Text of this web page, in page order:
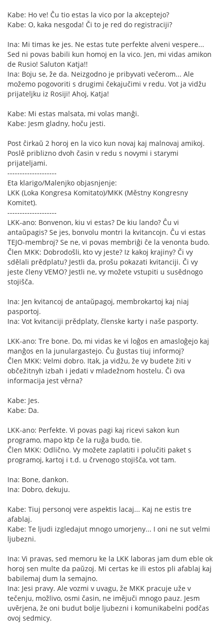
Kabe: Ho ve! Ĉu tio estas la vico por la akceptejo?
Kabe: O, kaka nesgoda! Či to je red do registraciji?
Ina: Mi timas ke jes. Ne estas tute perfekte alveni vespere...
Sed ni povas babili kun homoj en la vico. Jen, mi vidas amikon
de Rusio! Saluton Katja!!
Ina: Boju se, že da. Neizgodno je pribyvati večerom... Ale
možemo pogovoriti s drugimi čekajučimi v redu. Vot ja vidžu
prijateljku iz Rosiji! Ahoj, Katja!
Kabe: Mi estas malsata, mi volas manĝi.
Kabe: Jesm gladny, hoču jesti.
Post ĉirkaŭ 2 horoj en la vico kun novaj kaj malnovaj amikoj.
Poslě priblizno dvoh časin v redu s novymi i starymi
prijateljami.
--------------------
Eta klarigo/Malenjko objasnjenje:
LKK (Loka Kongresa Komitato)/MKK (Městny Kongresny
Komitet).
--------------------
LKK-ano: Bonvenon, kiu vi estas? De kiu lando? Ĉu vi
antaŭpagis? Se jes, bonvolu montri la kvitancojn. Ĉu vi estas
TEJO-membroj? Se ne, vi povas membriĝi ĉe la venonta budo.
Člen MKK: Dobrodošli, kto vy jeste? Iz kakoj krajiny? Či vy
sdělali prědplatu? Jestli da, prošu pokazati kvitanciji. Či vy
jeste členy VEMO? Jestli ne, vy možete vstupiti u susědnogo
stojišča.
Ina: Jen kvitancoj de antaŭpagoj, membrokartoj kaj niaj
pasportoj.
Ina: Vot kvitanciji prědplaty, členske karty i naše pasporty.
LKK-ano: Tre bone. Do, mi vidas ke vi loĝos en amasloĝejo kaj
manĝos en la junulargastejo. Ĉu ĝustas tiuj informoj?
Člen MKK: Velmi dobro. Itak, ja vidžu, že vy budete žiti v
občežitnyh izbah i jedati v mladežnom hostelu. Či ova
informacija jest věrna?
Kabe: Jes.
Kabe: Da.
LKK-ano: Perfekte. Vi povas pagi kaj ricevi sakon kun
programo, mapo ktp ĉe la ruĝa budo, tie.
Člen MKK: Odlično. Vy možete zaplatiti i polučiti paket s
programoj, kartoj i t.d. u črvenogo stojišča, vot tam.
Ina: Bone, dankon.
Ina: Dobro, dekuju.
Kabe: Tiuj personoj vere aspektis lacaj... Kaj ne estis tre
afablaj.
Kabe: Te ljudi izgledajut mnogo umorjeny... I oni ne sut velmi
ljubezni.
Ina: Vi pravas, sed memoru ke la LKK laboras jam dum eble ok
horoj sen multe da paŭzoj. Mi certas ke ili estos pli afablaj kaj
babilemaj dum la semajno.
Ina: Jesi pravy. Ale vozmi v uvagu, že MKK pracuje uže v
tečenju, možlivo, osmi časin, ne imějuči mnogo pauz. Jesm
uvěrjena, že oni budut bolje ljubezni i komunikabelni podčas
ovoj sedmicy.